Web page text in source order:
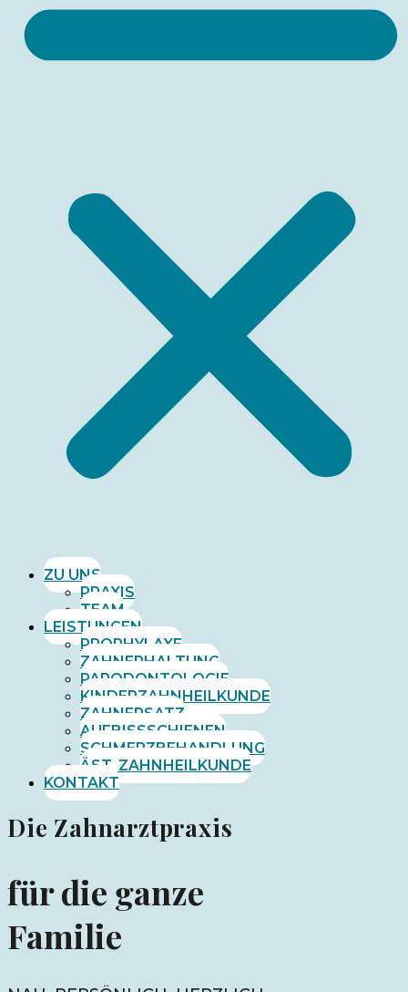
ZU UNS
PRAXIS
TEAM
LEISTUNGEN
PROPHYLAXE
ZAHNERHALTUNG
PARODONTOLOGIE
KINDERZAHNHEILKUNDE
ZAHNERSATZ
AUFBISSSCHIENEN
SCHMERZBEHANDLUNG
ÄST. ZAHNHEILKUNDE
KONTAKT
Die Zahnarztpraxis
für die ganze
Familie